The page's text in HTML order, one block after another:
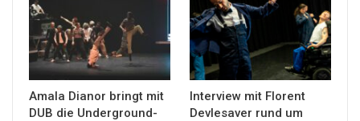
Amala Dianor bringt mit
DUB die Underground-
Interview mit Florent
Devlesaver rund um